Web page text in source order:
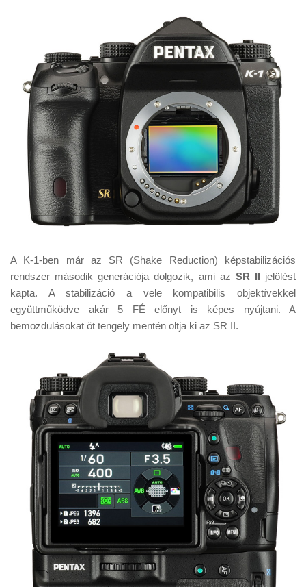
A K-1-ben már az SR (Shake Reduction) képstabilizációs
rendszer második generációja dolgozik, ami az SR IIjelölést
kapta. A stabilizáció a vele kompatibilis objektívekkel
együttműködve akár 5 FÉ előnyt is képes nyújtani. A
bemozdulásokat öt tengely mentén oltja ki az SR II.